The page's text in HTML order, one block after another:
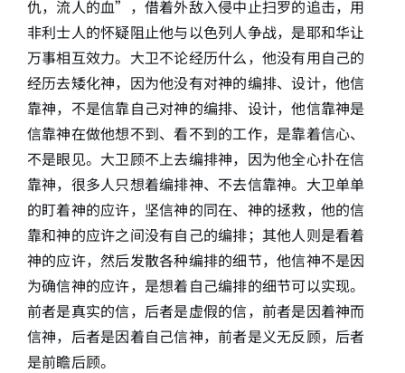
仇，流人的血”，借着外敌入侵中止扫罗的追击，用
非利士人的怀疑阻止他与以色列人争战，是耶和华让
万事相互效力。大卫不论经历什么，他没有用自己的
经历去矮化神，因为他没有对神的编排、设计，他信
靠神，不是信靠自己对神的编排、设计，他信靠神是
信靠神在做他想不到、看不到的工作，是靠着信心、
不是眼见。大卫顾不上去编排神，因为他全心扑在信
靠神，很多人只想着编排神、不去信靠神。大卫单单
的盯着神的应许，坚信神的同在、神的拯救，他的信
靠和神的应许之间没有自己的编排；其他人则是看着
神的应许，然后发散各种编排的细节，他信神不是因
为确信神的应许，是想着自己编排的细节可以实现。
前者是真实的信，后者是虚假的信，前者是因着神而
信神，后者是因着自己信神，前者是义无反顾，后者
是前瞻后顾。